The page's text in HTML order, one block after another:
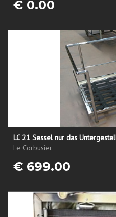
€ 0.00
LC 21 Sessel nur das
Le Corbusier
€ 699.00